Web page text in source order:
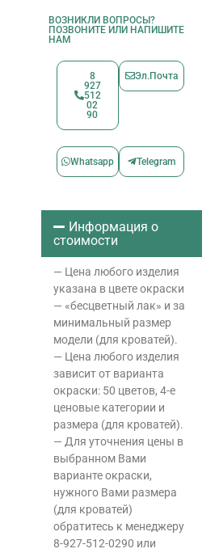
ВОЗНИКЛИ ВОПРОСЫ?
ПОЗВОНИТЕ ИЛИ НАПИШИТЕ
НАМ
8
927
512
02
90
Эл.Почта
Whatsapp Telegram
Информация о
стоимости
— Цена любого изделия
указана в цвете окраски
— «бесцветный лак» и за
минимальный размер
модели (для кроватей).
— Цена любого изделия
зависит от варианта
окраски: 50 цветов, 4-е
ценовые категории и
размера (для кроватей).
— Для уточнения цены в
выбранном Вами
варианте окраски,
нужного Вами размера
(для кроватей)
обратитесь к менеджеру
8-927-512-0290 или